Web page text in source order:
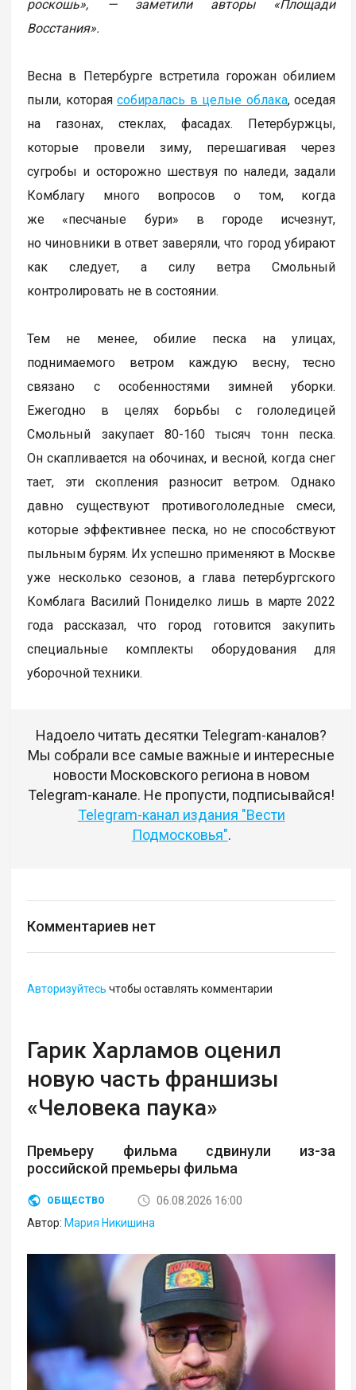
роскошь», — заметили авторы «Площади
Восстания».
Весна в Петербурге встретила горожан обилием
пыли, котораясобиралась в целые облака, оседая
на газонах, стеклах, фасадах. Петербуржцы,
которые провели зиму, перешагивая через
сугробы и осторожно шествуя по наледи, задали
Комблагу много вопросов о том, когда
же «песчаные бури» в городе исчезнут,
но чиновники в ответ заверяли, что город убирают
как следует, а силу ветра Смольный
контролировать не в состоянии.
Тем не менее, обилие песка на улицах,
поднимаемого ветром каждую весну, тесно
связано с особенностями зимней уборки.
Ежегодно в целях борьбы с гололедицей
Смольный закупает 80-160 тысяч тонн песка.
Он скапливается на обочинах, и весной, когда снег
тает, эти скопления разносит ветром. Однако
давно существуют противогололедные смеси,
которые эффективнее песка, но не способствуют
пыльным бурям. Их успешно применяют в Москве
уже несколько сезонов, а глава петербургского
Комблага Василий Пониделко лишь в марте 2022
года рассказал, что город готовится закупить
специальные комплекты оборудования для
уборочной техники.
Надоело читать десятки Telegram-каналов?
Мы собрали все самые важные и интересные
новости Московского региона в новом
Telegram-канале. Не пропусти, подписывайся!
Telegram-канал издания "Вести
Подмосковья".
Комментариев нет
Авторизуйтесь чтобы оставлять комментарии
Гарик Харламов оценил
новую часть франшизы
«Человека паука»
Премьеру фильма сдвинули из-за
российской премьеры фильма
ОБЩЕСТВО
06.08.2026 16:00
Автор: Мария Никишина